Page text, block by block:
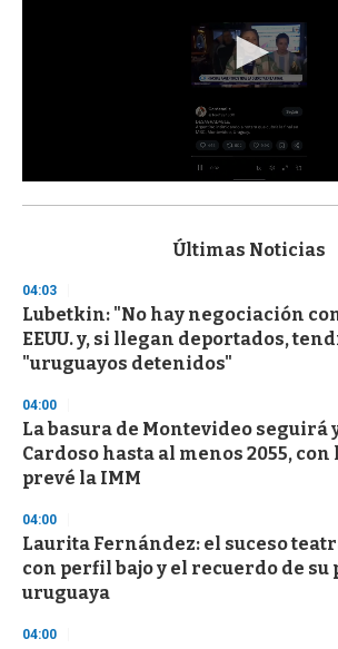
s
d
s
o
f
3
s
e
c
o
n
d
Últimas Noticias
04:03
Lubetkin: "No hay negociación
EEUU. y, si llegan deportados,
"uruguayos detenidos"
04:00
La basura de Montevideo seguirá
Cardoso hasta al menos 2055, con
prevé la IMM
04:00
Laurita Fernández: el suceso
con perfil bajo y el recuerdo de su
uruguaya
04:00